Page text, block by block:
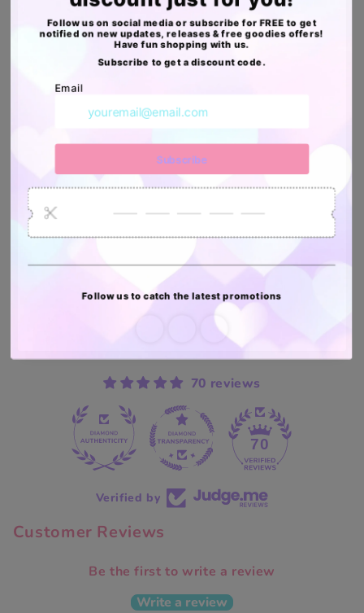
Con alguno de estos paquetes promocionales
podrás destacar tu marca
Y lo mejor con envio GRATIS
Apoyo Desde Julio/2020
Vendidos
6035
Pedidos
enviados
70 reviews
70
Verified by
Customer Reviews
Be the first to write a review
Write a review